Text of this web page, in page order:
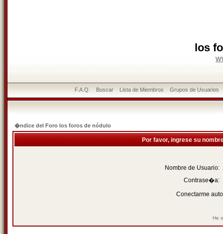
los
F.A.Q. Buscar Lista de Miembros Grupos de Usuarios
�ndice del Foro los foros de nódulo
Por favor, ingrese su
Nombre de Usuario:
Contrase�a:
Conectarme
He